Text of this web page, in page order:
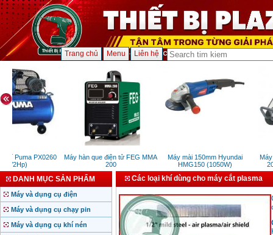
Trang chủ Menu Liên hệ
Puma PX0260
(1/2Hp)
Máy hàn que điện tử FEG MMA
200
Máy mài 150mm Hyundai
HMG150 (1050W)
Máy
DANH MỤC SẢN PHẨM
Máy và dụng cụ điện
Máy và dụng cụ chạy pin
Máy và dụng cụ khí nén
Các loại khí dùng cho máy cắt plasma